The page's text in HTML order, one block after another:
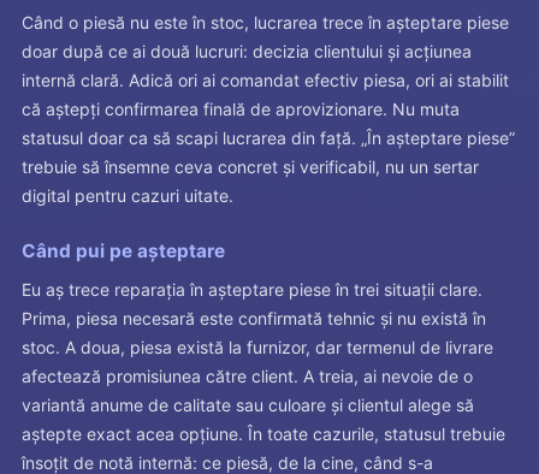
Când o piesă nu este în stoc, lucrarea trece în așteptare piese
doar după ce ai două lucruri: decizia clientului și acțiunea
internă clară. Adică ori ai comandat efectiv piesa, ori ai stabilit
că aștepți confirmarea finală de aprovizionare. Nu muta
statusul doar ca să scapi lucrarea din față. „În așteptare piese”
trebuie să însemne ceva concret și verificabil, nu un sertar
digital pentru cazuri uitate.
Când pui pe așteptare
Eu aș trece reparația în așteptare piese în trei situații clare.
Prima, piesa necesară este confirmată tehnic și nu există în
stoc. A doua, piesa există la furnizor, dar termenul de livrare
afectează promisiunea către client. A treia, ai nevoie de o
variantă anume de calitate sau culoare și clientul alege să
aștepte exact acea opțiune. În toate cazurile, statusul trebuie
însoțit de notă internă: ce piesă, de la cine, când s-a